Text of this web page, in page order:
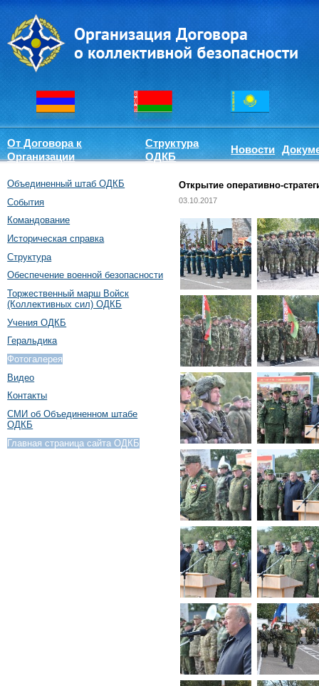
От Договора к
Организации
Структура
ОДКБ
Новости
Объединенный штаб ОДКБ
События
Командование
Историческая справка
Структура
Обеспечение военной безопасности
Торжественный марш Войск
(Коллективных сил) ОДКБ
Учения ОДКБ
Геральдика
Фотогалерея
Видео
Контакты
СМИ об Объединенном штабе
ОДКБ
Главная страница сайта ОДКБ
Открытие оперативно-
03.10.2017